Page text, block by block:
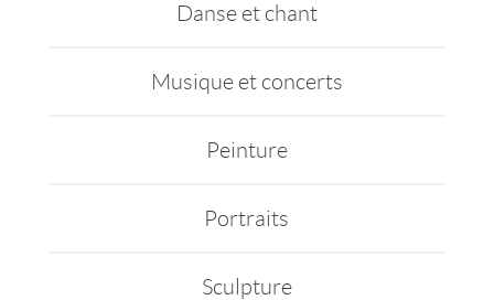
Danse et chant
Musique et concerts
Peinture
Portraits
Sculpture